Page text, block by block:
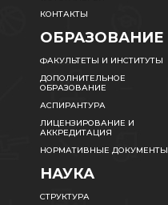
КОНТАКТЫ
ОБРАЗОВАНИЕ
ФАКУЛЬТЕТЫ И ИНСТИТУТЫ
ДОПОЛНИТЕЛЬНОЕ
ОБРАЗОВАНИЕ
АСПИРАНТУРА
ЛИЦЕНЗИРОВАНИЕ И
АККРЕДИТАЦИЯ
НОРМАТИВНЫЕ ДОКУМЕНТЫ
НАУКА
СТРУКТУРА